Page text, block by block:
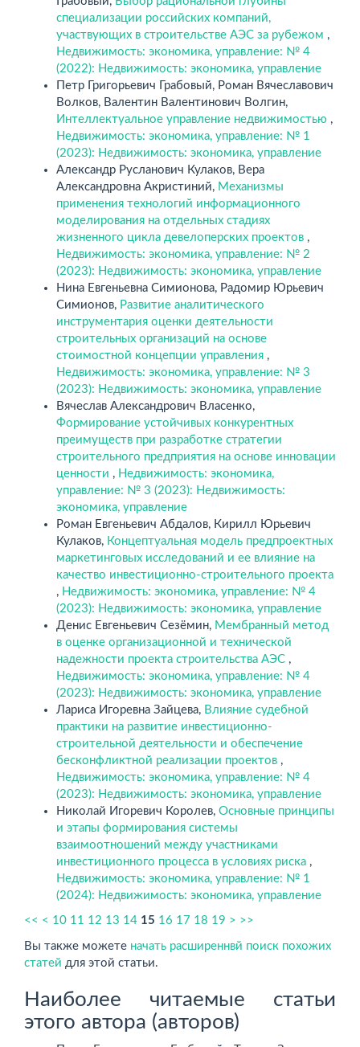
специализации российских компаний,
участвующих в строительстве АЭС за рубежом ,
Недвижимость: экономика, управление: № 4
(2022): Недвижимость: экономика, управление
Петр Григорьевич Грабовый, Роман Вячеславович
Волков, Валентин Валентинович Волгин,
Интеллектуальное управление недвижимостью ,
Недвижимость: экономика, управление: № 1
(2023): Недвижимость: экономика, управление
Александр Русланович Кулаков, Вера
Александровна Акристиний, Механизмы
применения технологий информационного
моделирования на отдельных стадиях
жизненного цикла девелоперских проектов ,
Недвижимость: экономика, управление: № 2
(2023): Недвижимость: экономика, управление
Нина Евгеньевна Симионова, Радомир Юрьевич
Симионов, Развитие аналитического
инструментария оценки деятельности
строительных организаций на основе
стоимостной концепции управления ,
Недвижимость: экономика, управление: № 3
(2023): Недвижимость: экономика, управление
Вячеслав Александрович Власенко,
Формирование устойчивых конкурентных
преимуществ при разработке стратегии
строительного предприятия на основе инновации
ценности , Недвижимость: экономика,
управление: № 3 (2023): Недвижимость:
экономика, управление
Роман Евгеньевич Абдалов, Кирилл Юрьевич
Кулаков, Концептуальная модель предпроектных
маркетинговых исследований и ее влияние на
качество инвестиционно-строительного проекта
, Недвижимость: экономика, управление: № 4
(2023): Недвижимость: экономика, управление
Денис Евгеньевич Сезёмин, Мембранный метод
в оценке организационной и технической
надежности проекта строительства АЭС ,
Недвижимость: экономика, управление: № 4
(2023): Недвижимость: экономика, управление
Лариса Игоревна Зайцева, Влияние судебной
практики на развитие инвестиционно-
строительной деятельности и обеспечение
бесконфликтной реализации проектов ,
Недвижимость: экономика, управление: № 4
(2023): Недвижимость: экономика, управление
Николай Игоревич Королев, Основные принципы
и этапы формирования системы
взаимоотношений между участниками
инвестиционного процесса в условиях риска ,
Недвижимость: экономика, управление: № 1
(2024): Недвижимость: экономика, управление
<< < 10 11 12 13 14 15 16 17 18 19 > >>
Вы также можете начать расширеннвй поиск похожих
статей для этой статьи.
Наиболее читаемые статьи
этого автора (авторов)